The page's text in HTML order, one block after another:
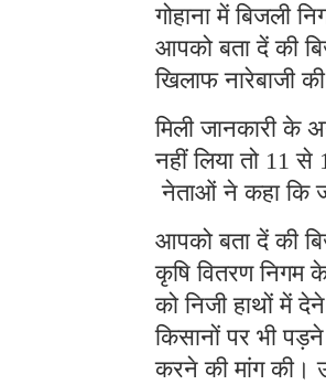
गोहाना में बिजली
आपको बता दें की
खिलाफ नारेबाजी
मिली जानकारी के
नहीं लिया तो 11 से
नेताओं ने कहा कि
आपको बता दें की
कृषि वितरण निगम
को निजी हाथों में
किसानों पर भी
करने की मांग की।